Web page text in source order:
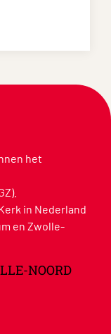
het
in Nederland
en Zwolle-
NOORD